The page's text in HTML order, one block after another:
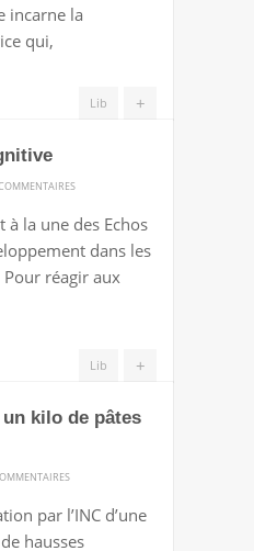
SORTES
incarne la
qui,
+
Lib
COGNITIVE
à la une des Echos
dans les
réagir aux
+
Lib
kilo de pâtes
COÛTE
par l’INC d’une
hausses